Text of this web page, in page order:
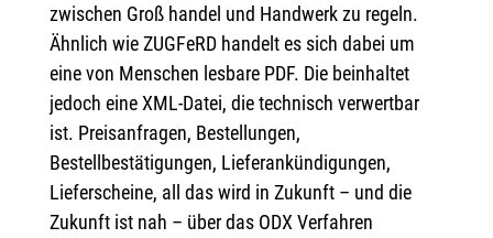
zwischen Groß handel und Handwerk zu regeln.
Ähnlich wie ZUGFeRD handelt es sich dabei um
eine von Menschen lesbare PDF. Die beinhaltet
jedoch eine XML-Datei, die technisch verwertbar
ist. Preisanfragen, Bestellungen,
Bestellbestätigungen, Lieferankündigungen,
Lieferscheine, all das wird in Zukunft – und die
Zukunft ist nah – über das ODX Verfahren